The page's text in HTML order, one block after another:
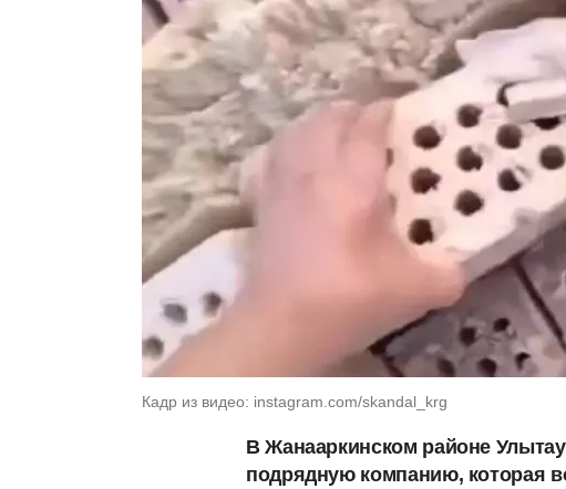
Кадр из видео: instagram.com/skandal_krg
В Жанааркинском районе
подрядную компанию, которая